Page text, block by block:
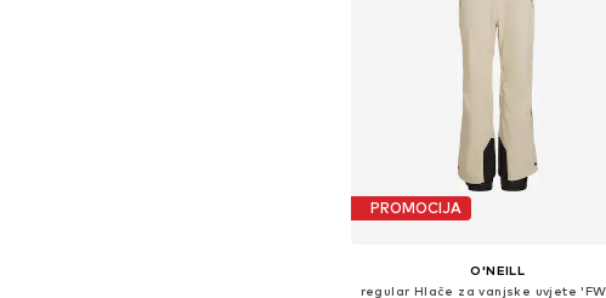
PROMOCIJA
O'NEILL